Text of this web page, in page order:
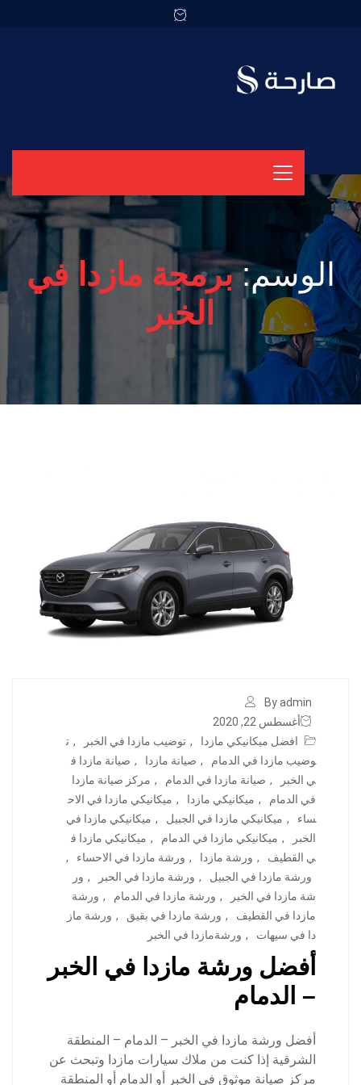
الوسم:برمجة مازدا في
الخبر
By admin
أغسطس 22, 2020
افضل ميكانيكي مازدا
, توضيب مازدا في الخبر , ت
وضيب مازدا في الدمام
, صيانة مازدا , صيانة مازدا ف
ي الخبر
, صيانة مازدا في الدمام , مركز صيانة مازدا
في الدمام
, ميكانيكي مازدا , ميكانيكي مازدا في الاح
ساء
, ميكانيكي مازدا في الجبيل , ميكانيكي مازدا في
الخبر
, ميكانيكي مازدا في الدمام , ميكانيكي مازدا ف
ي القطيف
, ورشة مازدا , ورشة مازدا في الاحساء
,
ورشة مازدا في الجبيل
, ورشة مازدا في الحبر , ور
شة مازدا في الخبر
, ورشة مازدا في الدمام , ورشة
مازدا في القطيف
, ورشة مازدا في بقيق , ورشة ماز
دا في سيهات
, ورشةمازدا في الخبر
أفضل ورشة مازدا في الخبر
– الدمام
أفضل ورشة مازدا في الخبر – الدمام – المنطقة
الشرقية إذا كنت من ملاك سيارات مازدا وتبحث عن
مركز صيانة موثوق في الخبر أو الدمام أو المنطقة